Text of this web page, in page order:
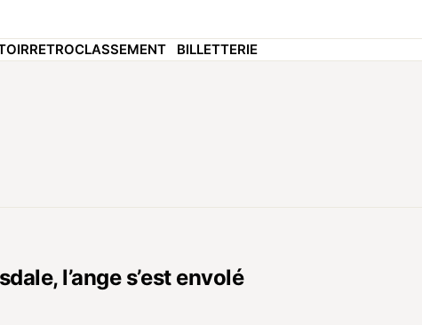
RETROCLASSEMENT BILLETTERIE
l’ange s’est envolé